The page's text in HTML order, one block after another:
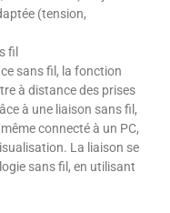
(tension,
fil
sans fil, la fonction
à distance des prises
à une liaison sans fil,
connecté à un PC,
La liaison se
sans fil, en utilisant